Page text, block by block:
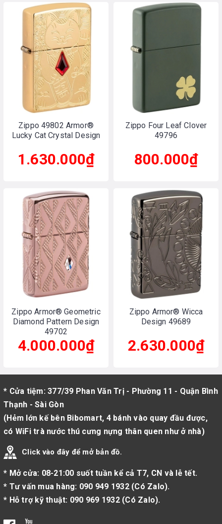
Zippo 49802 Armor®
Lucky Cat Crystal Design
1.630.000₫
Zippo Four Leaf Clover
49796
800.000₫
Zippo Armor® Geometric
Diamond Pattern Design
49702
4.000.000₫
Zippo Armor® Wicca
Design 49689
2.630.000₫
* Cửa tiệm: 377/39 Phan Văn Trị - Phường 11 - Quận Bình
Thạnh - Sài Gòn
(Hẻm lớn kế bên Bibomart, 4 bánh vào quay đầu được,
có WiFi trà nước thú cưng nựng thân quen như ở nhà)
Click vào đây để mở bản đồ.
* Mở cửa: 08-21:00 suốt tuần kể cả T7, CN và lễ tết.
* Tư vấn mua hàng: 090 949 1932(Có Zalo).
* Hỗ trợ kỹ thuật: 090 969 1932(Có Zalo).